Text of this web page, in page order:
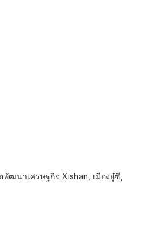
พัฒนาเศรษฐกิจ Xishan, เมืองอู๋ซี,